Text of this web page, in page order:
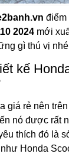
điểm
2024 mới
gì thú vị nhé
kế
giá rẻ nên
nó được rất
thích đó là
Honda